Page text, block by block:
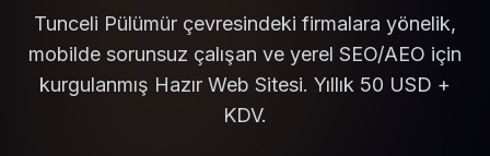
Tunceli Pülümür çevresindeki firmalara yönelik,
mobilde sorunsuz çalışan ve yerel SEO/AEO için
kurgulanmış Hazır Web Sitesi. Yıllık 50 USD +
KDV.